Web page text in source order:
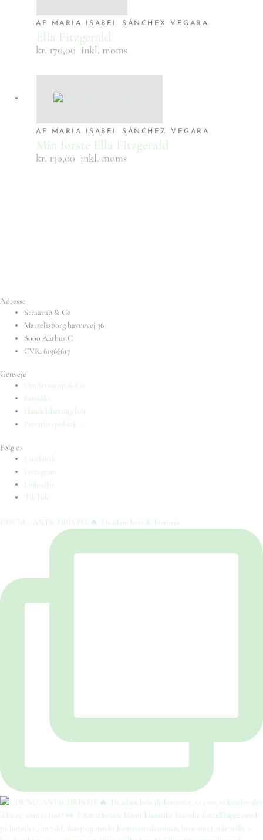
AF MARIA ISABEL SÁNCHEX VEGARA
Ella Fitzgerald
kr. 170,00 inkl. moms
AF MARIA ISABEL SÁNCHEZ VEGARA
Min første Ella Fitzgerald
kr. 130,00 inkl. moms
Adresse
Straarup & Co
Marselisborg havnevej 36
8000 Aarhus C
CVR: 61966617
Genveje
Om Straarup & Co
Kontakt
Handelsbetingelser
Privatlivspolitik
Følg os
Facebook
Instagram
LinkedIn
TikTok
UDE NU: ANTICHRISTIE 🔥⁠ ⁠ Hvad nu hvis de historie